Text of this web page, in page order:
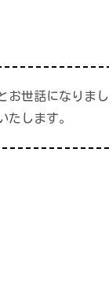
お世話になりま
たします。